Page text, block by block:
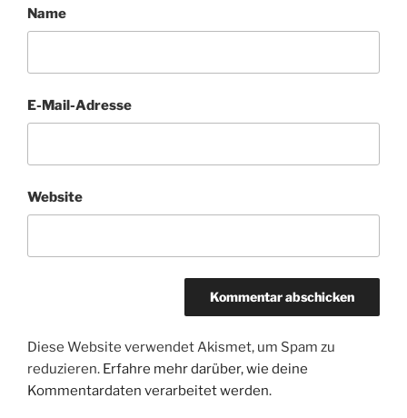
Name
E-Mail-Adresse
Website
Diese Website verwendet Akismet, um Spam zu
reduzieren. Erfahre mehr darüber, wie deine
Kommentardaten verarbeitet werden.